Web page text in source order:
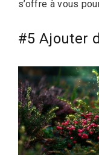
s’offre à vous
#5 Ajouter